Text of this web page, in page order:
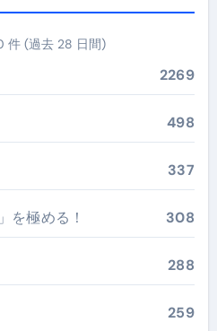
件 (過去 28 日間)
2269
498
337
を極める！ 308
288
259